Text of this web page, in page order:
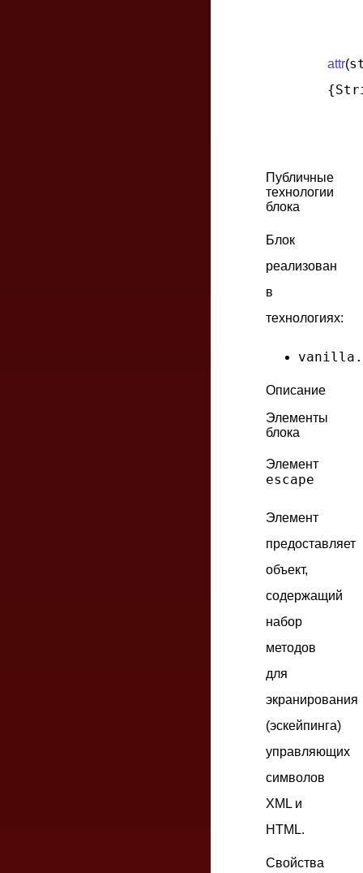
attr(
Публичные
технологии
блока
Блок
реализован
в
технологиях:
Описание
Элементы
блока
Элемент
escape
Элемент
предоставляет
объект,
содержащий
набор
методов
для
экранирования
(эскейпинга)
управляющих
символов
XML и
HTML.
Свойства